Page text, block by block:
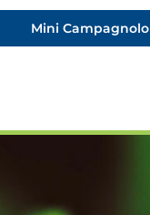
Mini Campagnolo